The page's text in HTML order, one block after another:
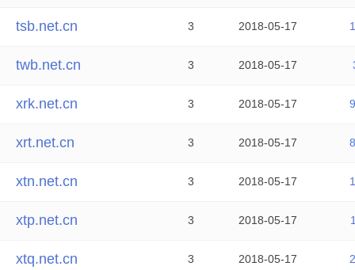
tsb.net.cn 3 2018-05-17
twb.net.cn 3 2018-05-17
xrk.net.cn 3 2018-05-17
xrt.net.cn 3 2018-05-17
xtn.net.cn 3 2018-05-17
xtp.net.cn 3 2018-05-17
xtq.net.cn 3 2018-05-17